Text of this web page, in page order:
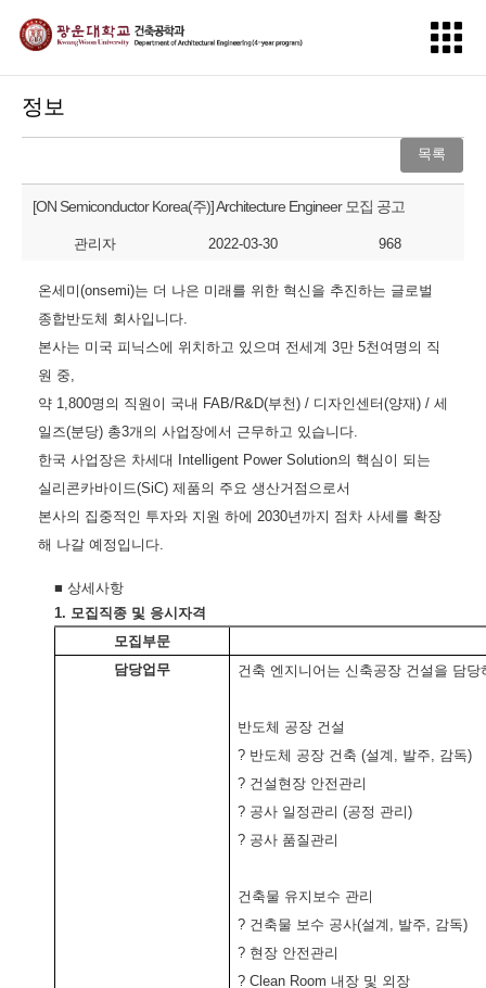
정보
목록
[ON Semiconductor Korea(주)] Architecture Engineer 모집 공고
관리자 2022-03-30 968
온세미(onsemi)는 더 나은 미래를 위한 혁신을 추진하는 글로벌
종합반도체 회사입니다.
본사는 미국 피닉스에 위치하고 있으며 전세계 3만 5천여명의 직
원 중,
약 1,800명의 직원이 국내 FAB/R&D(부천) / 디자인센터(양재) / 세
일즈(분당) 총3개의 사업장에서 근무하고 있습니다.
한국 사업장은 차세대 Intelligent Power Solution의 핵심이 되는
실리콘카바이드(SiC) 제품의 주요 생산거점으로서
본사의 집중적인 투자와 지원 하에 2030년까지 점차 사세를 확장
해 나갈 예정입니다.
■ 상세사항
1. 모집직종 및 응시자격
모집부문
담당업무
건축 엔지니어는 신축공장 건설을 담
반도체 공장 건설
? 반도체 공장 건축 (설계, 발주, 감독)
? 건설현장 안전관리
? 공사 일정관리 (공정 관리)
? 공사 품질관리
건축물 유지보수 관리
? 건축물 보수 공사(설계, 발주, 감독)
? 현장 안전관리
? Clean Room 내장 및 외장